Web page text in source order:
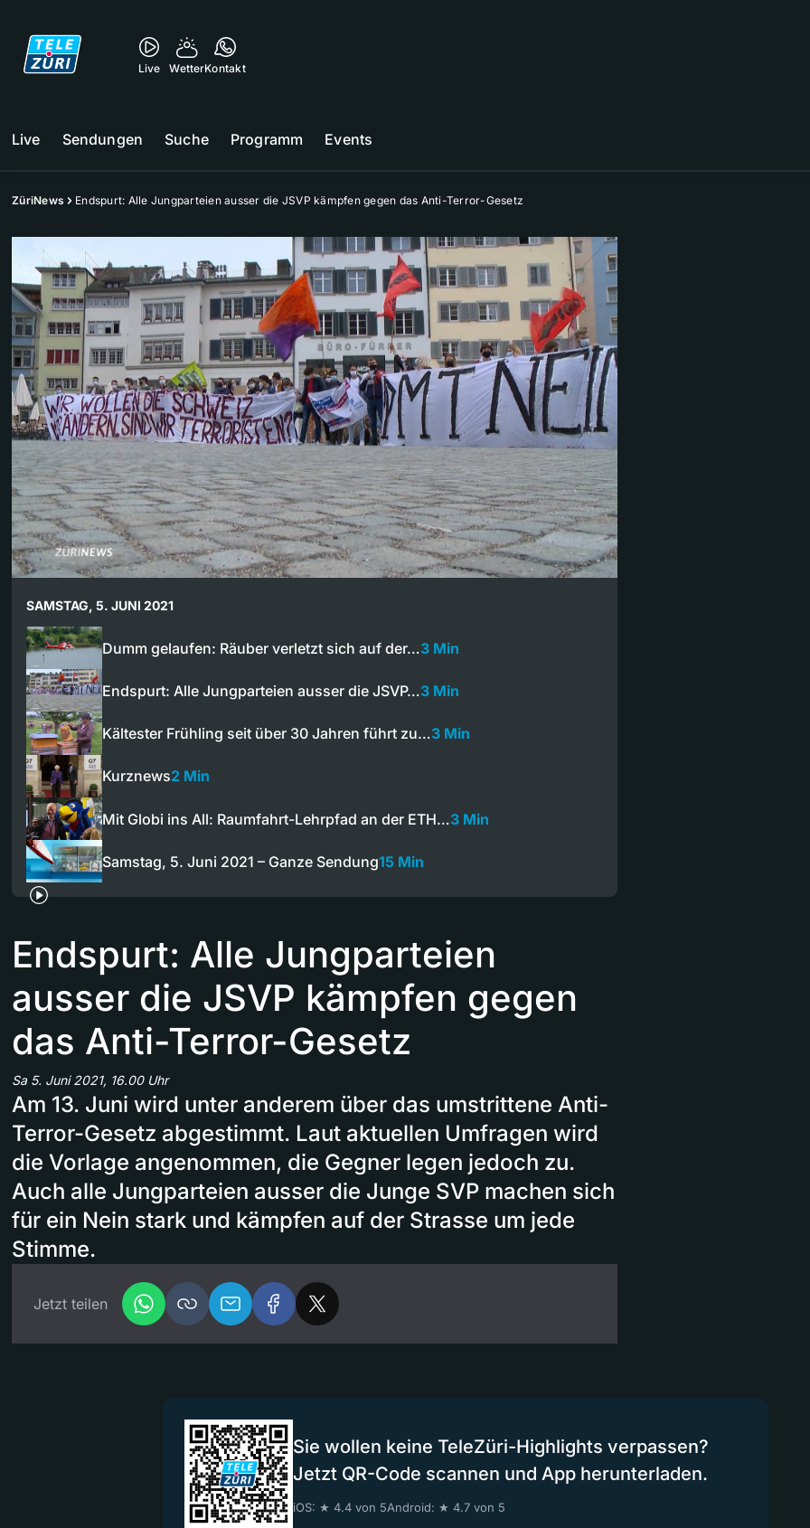
Live WetterKontakt
Live Sendungen Suche Programm Events
ZüriNews Endspurt: Alle Jungparteien ausser die JSVP kämpfen gegen das Anti-Terror-Gesetz
SAMSTAG, 5. JUNI 2021
Dumm gelaufen: Räuber verletzt sich auf der…3 Min
Endspurt: Alle Jungparteien ausser die JSVP…3 Min
Kältester Frühling seit über 30 Jahren führt zu…3 Min
Kurznews2 Min
Mit Globi ins All: Raumfahrt-Lehrpfad an der ETH…3 Min
Samstag, 5. Juni 2021 – Ganze Sendung15 Min
Endspurt: Alle Jungparteien
ausser die JSVP kämpfen gegen
das Anti-Terror-Gesetz
Sa 5. Juni 2021, 16.00 Uhr
Am 13. Juni wird unter anderem über das umstrittene Anti-
Terror-Gesetz abgestimmt. Laut aktuellen Umfragen wird
die Vorlage angenommen, die Gegner legen jedoch zu.
Auch alle Jungparteien ausser die Junge SVP machen sich
für ein Nein stark und kämpfen auf der Strasse um jede
Stimme.
Jetzt teilen
Sie wollen keine TeleZüri-Highlights verpassen?
Jetzt QR-Code scannen und App herunterladen.
iOS: ★ 4.4 von 5Android: ★ 4.7 von 5